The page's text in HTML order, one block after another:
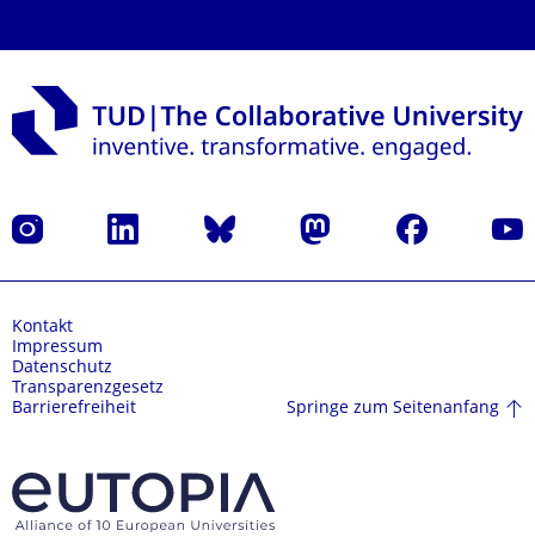
Instagram LinkedIn Bluesky Mastodon Facebook
Kontakt
Impressum
Datenschutz
Transparenzgesetz
Barrierefreiheit
Springe zum Seitenanfang